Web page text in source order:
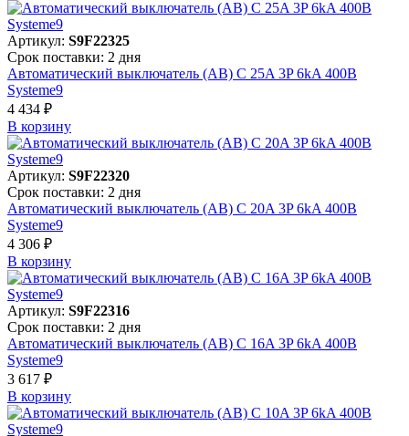
Артикул: S9F22325
Срок поставки: 2 дня
Автоматический выключатель (АВ) C 25A 3P 6kA 400В
Systeme9
4 434 ₽
В корзинy
Артикул: S9F22320
Срок поставки: 2 дня
Автоматический выключатель (АВ) C 20A 3P 6kA 400В
Systeme9
4 306 ₽
В корзинy
Артикул: S9F22316
Срок поставки: 2 дня
Автоматический выключатель (АВ) C 16A 3P 6kA 400В
Systeme9
3 617 ₽
В корзинy